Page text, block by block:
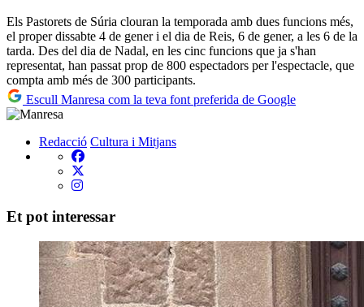
Els Pastorets de Súria clouran la temporada amb dues funcions més,
el proper dissabte 4 de gener i el dia de Reis, 6 de gener, a les 6 de la
tarda. Des del dia de Nadal, en les cinc funcions que ja s'han
representat, han passat prop de 800 espectadors per l'espectacle, que
compta amb més de 300 participants.
Escull Manresa com la teva font preferida de Google
Redacció Cultura i Mitjans
Et pot interessar